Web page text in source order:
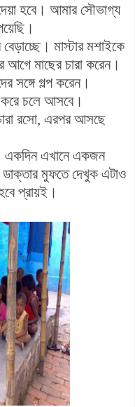
হবে। আমার সৌভাগ্য
মাস্টার মশাইকে
আগে মাছের চারা করেন।
সঙ্গে গল্প করেন।
চলে আসবে।
রসো, এরপর আসছে
একদিন এখানে একজন
মুফতে দেখুক এটাও
প্রায়ই।